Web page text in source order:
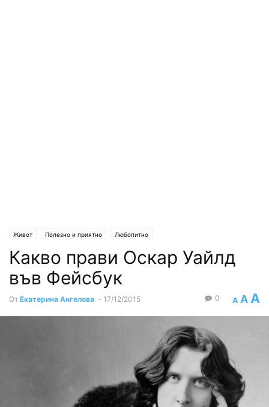
Живот Полезно и приятно Любопитно
Какво прави Оскар Уайлд
във Фейсбук
От Екатерина Ангелова - 17/12/2015 A A A
0